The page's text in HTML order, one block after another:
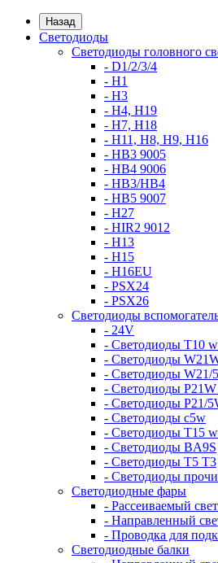
Назад
Светодиоды
Светодиоды головного
- D1/2/3/4
- H1
- H3
- H4, H19
- H7, H18
- H11, H8, H9, H16
- HB3 9005
- HB4 9006
- HB3/HB4
- HB5 9007
- H27
- HIR2 9012
- H13
- H15
- H16EU
- PSX24
- PSX26
Светодиоды
- 24V
- Светодиоды T10
- Светодиоды
- Светодиоды W21/
- Светодиоды P21W
- Светодиоды P21/
- Светодиоды c5w
- Светодиоды T15
- Светодиоды BA9S
- Светодиоды T5 T3
- Светодиоды
Светодиодные фары
- Рассеиваемый
- Направленный
- Проводка для
Светодиодные балки